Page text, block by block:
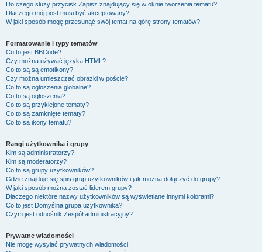
Do czego służy przycisk Zapisz znajdujący się w oknie tworzenia tematu?
Dlaczego mój post musi być akceptowany?
W jaki sposób mogę przesunąć swój temat na górę strony tematów?
Formatowanie i typy tematów
Co to jest BBCode?
Czy można używać języka HTML?
Co to są są emotikony?
Czy można umieszczać obrazki w poście?
Co to są ogłoszenia globalne?
Co to są ogłoszenia?
Co to są przyklejone tematy?
Co to są zamknięte tematy?
Co to są ikony tematu?
Rangi użytkownika i grupy
Kim są administratorzy?
Kim są moderatorzy?
Co to są grupy użytkowników?
Gdzie znajduje się spis grup użytkowników i jak można dołączyć do grupy?
W jaki sposób można zostać liderem grupy?
Dlaczego niektóre nazwy użytkowników są wyświetlane innymi kolorami?
Co to jest Domyślna grupa użytkownika?
Czym jest odnośnik Zespół administracyjny?
Prywatne wiadomości
Nie mogę wysyłać prywatnych wiadomości!